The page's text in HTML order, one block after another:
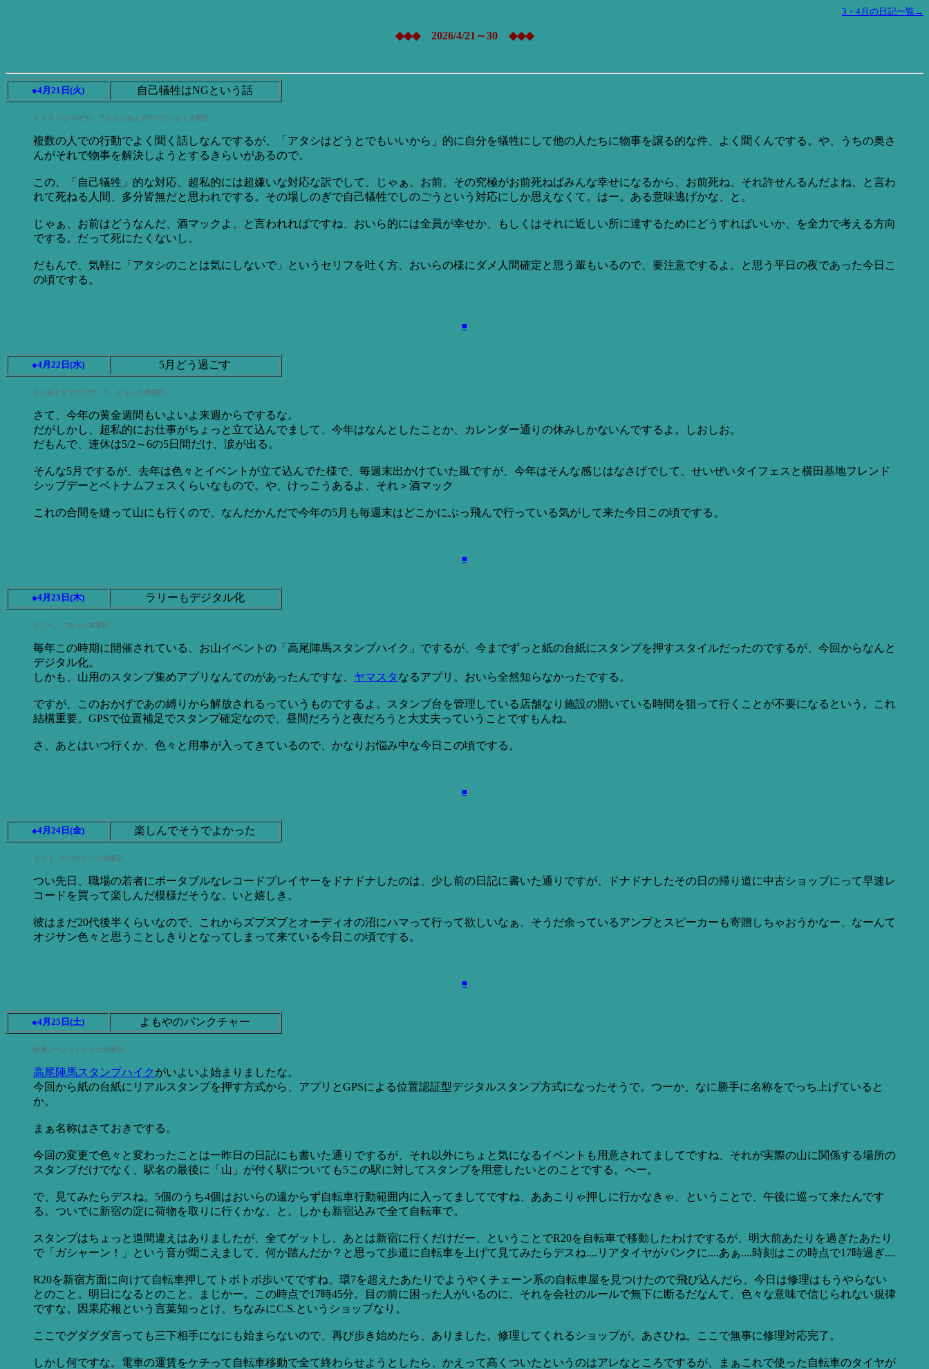
3・4月の日記一覧→
◆◆◆ 2026/4/21～30 ◆◆◆
●4月21日(火) 自己犠牲はNGという話
オススメは725すか。でもとりあえず02で行っとく火曜日。
複数の人での行動でよく聞く話しなんでするが、「アタシはどうとでもいいから」的に自分を犠牲にして他の人たちに物事を譲る的な件、よく聞くんでする。や、うちの奥さ
んがそれで物事を解決しようとするきらいがあるので。
この、「自己犠牲」的な対応、超私的には超嫌いな対応な訳でして、じゃぁ、お前、その究極がお前死ねばみんな幸せになるから、お前死ね、それ許せんるんだよね、と言わ
れて死ねる人間、多分皆無だと思われでする。その場しのぎで自己犠牲でしのごうという対応にしか思えなくて。はー。ある意味逃げかな、と。
じゃぁ、お前はどうなんだ、酒マックよ、と言われればですね、おいら的には全員が幸せか、もしくはそれに近しい所に達するためにどうすればいいか、を全力で考える方向
でする。だって死にたくないし。
だもんで、気軽に「アタシのことは気にしないで」というセリフを吐く方、おいらの様にダメ人間確定と思う輩もいるので、要注意でするよ、と思う平日の夜であった今日こ
の頃でする。
■
●4月22日(水) 5月どう過ごす
とりあえずこれで行こう、となった水曜日。
さて、今年の黄金週間もいよいよ来週からでするな。
だがしかし、超私的にお仕事がちょっと立て込んでまして、今年はなんとしたことか、カレンダー通りの休みしかないんでするよ。しおしお。
だもんで、連休は5/2～6の5日間だけ、涙が出る。
そんな5月でするが、去年は色々とイベントが立て込んでた様で、毎週末出かけていた風ですが、今年はそんな感じはなさげでして、せいぜいタイフェスと横田基地フレンド
シップデーとベトナムフェスくらいなもので。や、けっこうあるよ、それ＞酒マック
これの合間を縫って山にも行くので、なんだかんだで今年の5月も毎週末はどこかにぶっ飛んで行っている気がして来た今日この頃でする。
■
●4月23日(木) ラリーもデジタル化
なにー、であった木曜日。
毎年この時期に開催されている、お山イベントの「高尾陣馬スタンプハイク」でするが、今までずっと紙の台紙にスタンプを押すスタイルだったのでするが、今回からなんと
デジタル化。
しかも、山用のスタンプ集めアプリなんてのがあったんですな、 ヤマスタ なるアプリ。おいら全然知らなかったでする。
ですが、このおかげであの縛りから解放されるっていうものでするよ。スタンプ台を管理している店舗なり施設の開いている時間を狙って行くことが不要になるという。これ
結構重要。GPSで位置補足でスタンプ確定なので、昼間だろうと夜だろうと大丈夫っていうことですもんね。
さ、あとはいつ行くか、色々と用事が入ってきているので、かなりお悩み中な今日この頃でする。
■
●4月24日(金) 楽しんでそうでよかった
ううう、行けなかった金曜日。
つい先日、職場の若者にポータブルなレコードプレイヤーをドナドナしたのは、少し前の日記に書いた通りですが、ドナドナしたその日の帰り道に中古ショップにって早速レ
コードを買って楽しんだ模様だそうな。いと嬉しき。
彼はまだ20代後半くらいなので、これからズブズブとオーディオの沼にハマって行って欲しいなぁ、そうだ余っているアンプとスピーカーも寄贈しちゃおうかなー、なーんて
オジサン色々と思うことしきりとなってしまって来ている今日この頃でする。
■
●4月25日(土) よもやのパンクチャー
結果ノーグッドだった土曜日。
高尾陣馬スタンプハイク がいよいよ始まりましたな。
今回から紙の台紙にリアルスタンプを押す方式から、アプリとGPSによる位置認証型デジタルスタンプ方式になったそうで。つーか、なに勝手に名称をでっち上げていると
か。
まぁ名称はさておきでする。
今回の変更で色々と変わったことは一昨日の日記にも書いた通りでするが、それ以外にちょと気になるイベントも用意されてましてですね、それが実際の山に関係する場所の
スタンプだけでなく、駅名の最後に「山」が付く駅についても5この駅に対してスタンプを用意したいとのことでする。へー。
で、見てみたらデスね。5個のうち4個はおいらの遠からず自転車行動範囲内に入ってましてですね、ああこりゃ押しに行かなきゃ、ということで、午後に巡って来たんです
る。ついでに新宿の淀に荷物を取りに行くかな、と。しかも新宿込みで全て自転車で。
スタンプはちょっと道間違えはありましたが、全てゲットし、あとは新宿に行くだけだー、ということでR20を自転車で移動したわけでするが、明大前あたりを過ぎたあたり
で「ガシャーン！」という音が聞こえまして、何か踏んだか？と思って歩道に自転車を上げて見てみたらデスね....リアタイヤがパンクに....あぁ....時刻はこの時点で17時過ぎ....
R20を新宿方面に向けて自転車押してトボトボ歩いてですね、環7を超えたあたりでようやくチェーン系の自転車屋を見つけたので飛び込んだら、今日は修理はもうやらない
とのこと。明日になるとのこと。まじかー。この時点で17時45分。目の前に困った人がいるのに、それを会社のルールで無下に断るだなんて、色々な意味で信じられない規律
ですな。因果応報という言葉知っとけ。ちなみにC.S.というショップなり。
ここでグダグダ言っても三下相手になにも始まらないので、再び歩き始めたら、ありました。修理してくれるショップが。あさひね。ここで無事に修理対応完了。
しかし何ですな。電車の運賃をケチって自転車移動で全て終わらせようとしたら、かえって高くついたというのはアレなところでするが、まぁこれで使った自転車のタイヤが